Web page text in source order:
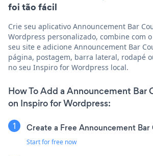
foi tão fácil
Crie seu aplicativo Announcement Bar
Wordpress personalizado, combine com
seu site e adicione Announcement Bar
página, postagem, barra lateral, rodapé
no seu Inspiro for Wordpress local.
How To Add a Announcement Bar
on Inspiro for Wordpress:
Create a Free Announcement
Start for free now